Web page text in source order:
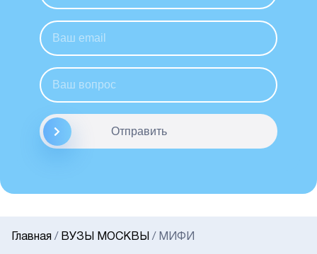
Отправить
Главная / ВУЗЫ МОСКВЫ / МИФИ